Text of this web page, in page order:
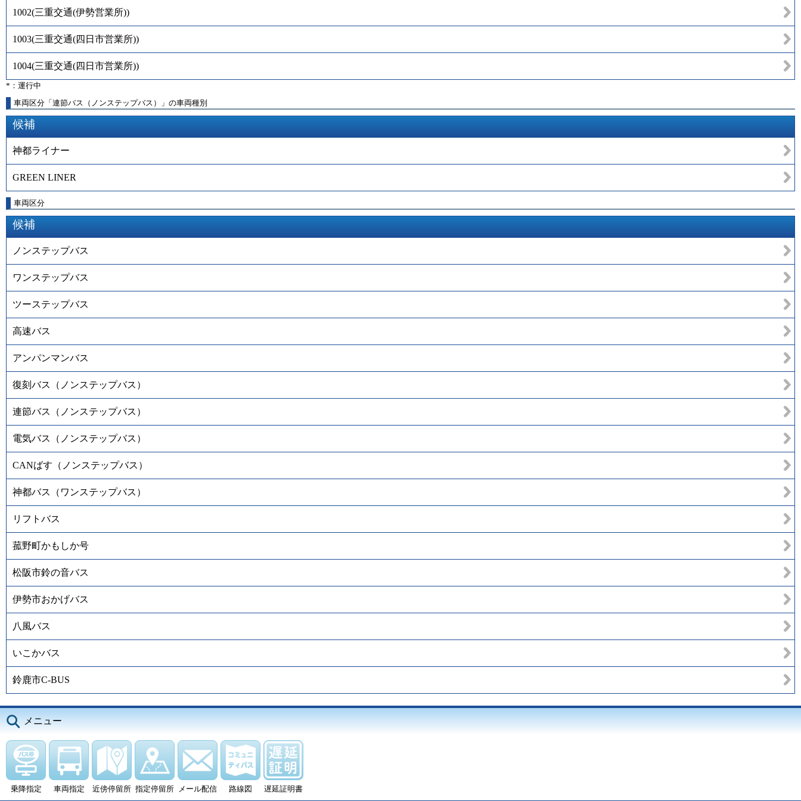
1002(三重交通(伊勢営業所))
1003(三重交通(四日市営業所))
1004(三重交通(四日市営業所))
*：運行中
車両区分「連節バス（ノンステップバス）」の車両種別
候補
神都ライナー
GREEN LINER
車両区分
候補
ノンステップバス
ワンステップバス
ツーステップバス
高速バス
アンパンマンバス
復刻バス（ノンステップバス）
連節バス（ノンステップバス）
電気バス（ノンステップバス）
CANばす（ノンステップバス）
神都バス（ワンステップバス）
リフトバス
菰野町かもしか号
松阪市鈴の音バス
伊勢市おかげバス
八風バス
いこかバス
鈴鹿市C-BUS
メニュー
乗降指定 車両指定 近傍停留所 指定停留所 メール配信 路線図 遅延証明書